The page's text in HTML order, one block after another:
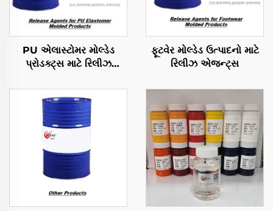
PU એલાસ્ટોમર મોલ્ડેડ
પ્રોડક્ટ્સ માટે રિલીઝ
ફૂટવેર મોલ્ડેડ ઉત્પાદનો માટે
રિલીઝ એજન્ટ્સ